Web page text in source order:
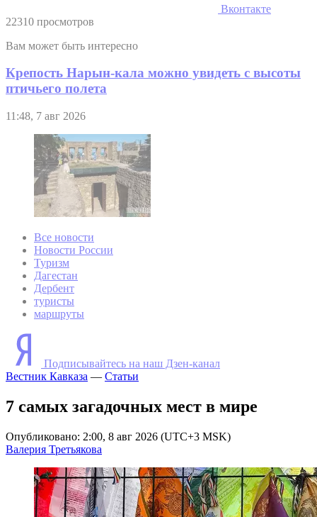
Вконтакте
22310 просмотров
Вам может быть интересно
Крепость Нарын-кала можно увидеть с высоты
птичьего полета
11:48, 7 авг 2026
Все новости
Новости России
Туризм
Дагестан
Дербент
туристы
маршруты
Подписывайтесь на наш Дзен-канал
Вестник Кавказа — Статьи
7 самых загадочных мест в мире
Опубликовано: 2:00, 8 авг 2026 (UTC+3 MSK)
Валерия Третьякова